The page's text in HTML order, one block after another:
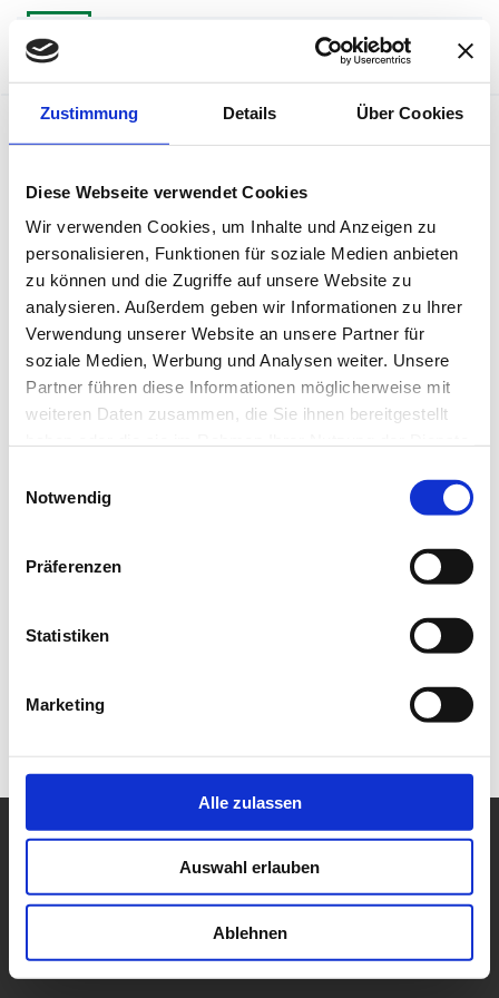
Zustimmung Details Über Cookies
Diese Webseite verwendet Cookies
Wir verwenden Cookies, um Inhalte und Anzeigen zu
personalisieren, Funktionen für soziale Medien anbieten
zu können und die Zugriffe auf unsere Website zu
analysieren. Außerdem geben wir Informationen zu Ihrer
Verwendung unserer Website an unsere Partner für
soziale Medien, Werbung und Analysen weiter. Unsere
Partner führen diese Informationen möglicherweise mit
weiteren Daten zusammen, die Sie ihnen bereitgestellt
Notwendig
Präferenzen
Statistiken
Marketing
Alle zulassen
Auswahl erlauben
Ablehnen
Zum Hauptinhalt springen
Failed to get appication.
©2026Raiffeisen Waren-Zentrale Rhein-Main AG.
All rights reserved. Powered byconcludis